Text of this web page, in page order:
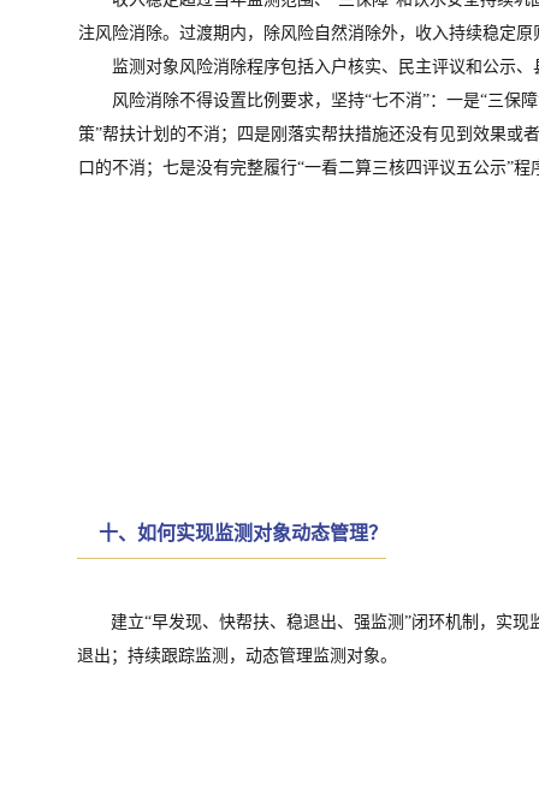
注风险消除。过渡期内，除风险自然消除外，收入持续稳定
监测对象风险消除程序包括入户核实、民主评议和公示
风险消除不得设置比例要求，坚持“七不消”：一是“三保
策”帮扶计划的不消；四是刚落实帮扶措施还没有见到效果或
口的不消；七是没有完整履行“一看二算三核四评议五公示”程
十、如何实现监测对象动态管理？
建立“早发现、快帮扶、稳退出、强监测”闭环机制，实
退出；持续跟踪监测，动态管理监测对象。